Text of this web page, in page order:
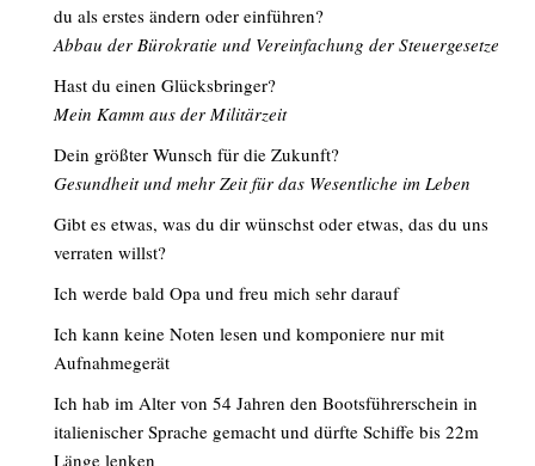
du als erstes ändern oder einführen?
Abbau der Bürokratie und Vereinfachung der Steuergesetze
Hast du einen Glücksbringer?
Mein Kamm aus der Militärzeit
Dein größter Wunsch für die Zukunft?
Gesundheit und mehr Zeit für das Wesentliche im Leben
Gibt es etwas, was du dir wünschst oder etwas, das du uns
verraten willst?
Ich werde bald Opa und freu mich sehr darauf
Ich kann keine Noten lesen und komponiere nur mit
Aufnahmegerät
Ich hab im Alter von 54 Jahren den Bootsführerschein in
italienischer Sprache gemacht und dürfte Schiffe bis 22m
Länge lenken